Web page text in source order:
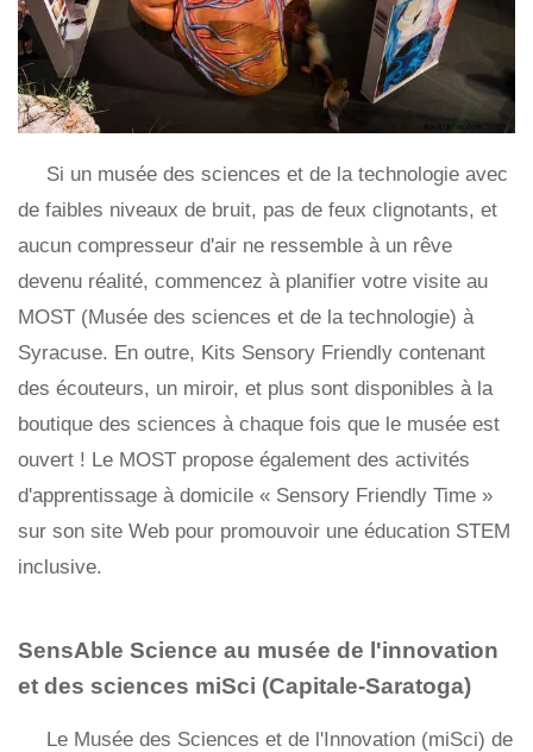
Si un musée des sciences et de la technologie avec
de faibles niveaux de bruit, pas de feux clignotants, et
aucun compresseur d'air ne ressemble à un rêve
devenu réalité, commencez à planifier votre visite au
MOST (Musée des sciences et de la technologie) à
Syracuse. En outre, Kits Sensory Friendly contenant
des écouteurs, un miroir, et plus sont disponibles à la
boutique des sciences à chaque fois que le musée est
ouvert ! Le MOST propose également des activités
d'apprentissage à domicile « Sensory Friendly Time »
sur son site Web pour promouvoir une éducation STEM
inclusive.
SensAble Science au musée de l'innovation
et des sciences miSci (Capitale-Saratoga)
Le Musée des Sciences et de l'Innovation (miSci) de